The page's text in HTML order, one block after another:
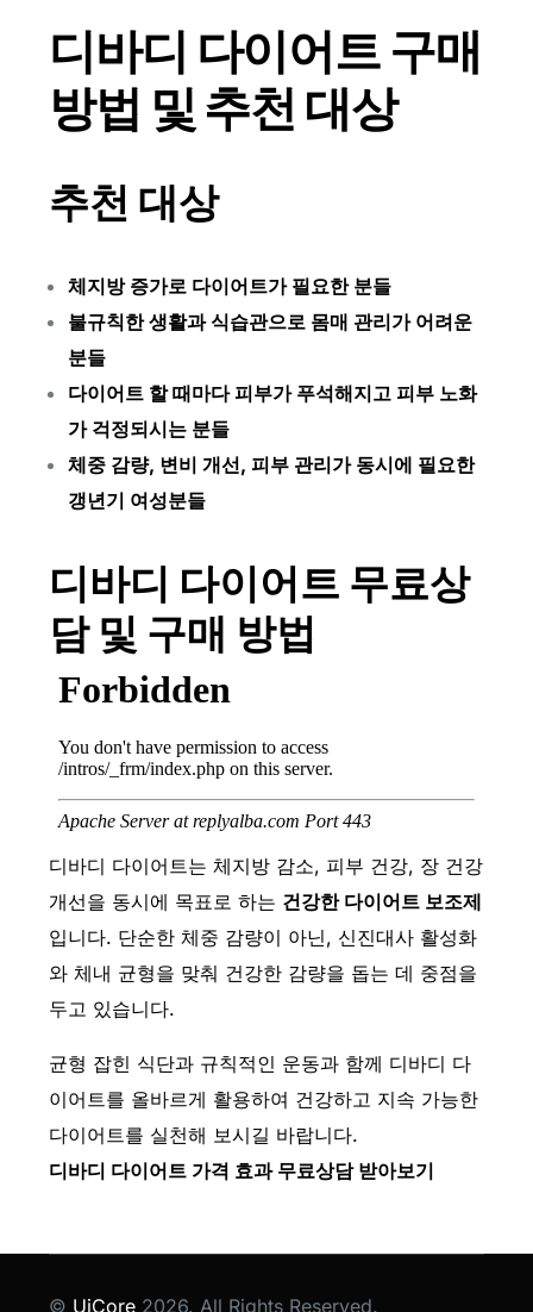
디바디 다이어트 구매
방법 및 추천 대상
추천 대상
체지방 증가로 다이어트가 필요한 분들
불규칙한 생활과 식습관으로 몸매 관리가 어려운
분들
다이어트 할 때마다 피부가 푸석해지고 피부 노화
가 걱정되시는 분들
체중 감량, 변비 개선, 피부 관리가 동시에 필요한
갱년기 여성분들
디바디 다이어트 무료상
담 및 구매 방법
디바디 다이어트는 체지방 감소, 피부 건강, 장 건강
개선을 동시에 목표로 하는 건강한 다이어트 보조제
입니다. 단순한 체중 감량이 아닌, 신진대사 활성화
와 체내 균형을 맞춰 건강한 감량을 돕는 데 중점을
두고 있습니다.
균형 잡힌 식단과 규칙적인 운동과 함께 디바디 다
이어트를 올바르게 활용하여 건강하고 지속 가능한
다이어트를 실천해 보시길 바랍니다.
디바디 다이어트 가격 효과 무료상담 받아보기
© UiCore 2026. All Rights Reserved.